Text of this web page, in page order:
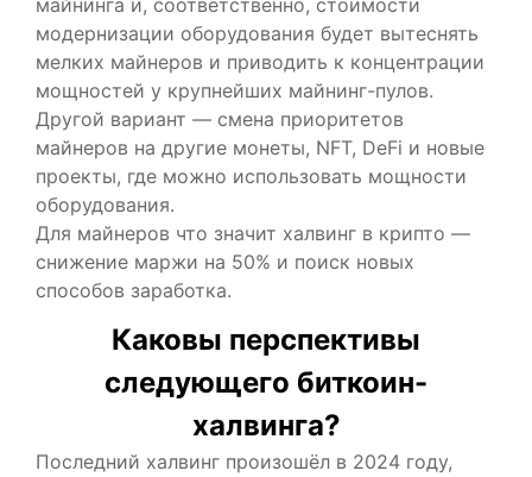
майнинга и, соответственно, стоимости
модернизации оборудования будет вытеснять
мелких майнеров и приводить к концентрации
мощностей у крупнейших майнинг-пулов.
Другой вариант — смена приоритетов
майнеров на другие монеты, NFT, DeFi и новые
проекты, где можно использовать мощности
оборудования.
Для майнеров что значит халвинг в крипто —
снижение маржи на 50% и поиск новых
способов заработка.
Каковы перспективы
следующего биткоин-
халвинга?
Последний халвинг произошёл в 2024 году,